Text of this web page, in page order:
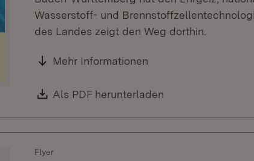
Wasserstoff- und
des Landes zeigt den Weg dorthin.
Mehr Informationen
Download:
Als PDF herunterladen
Flyer